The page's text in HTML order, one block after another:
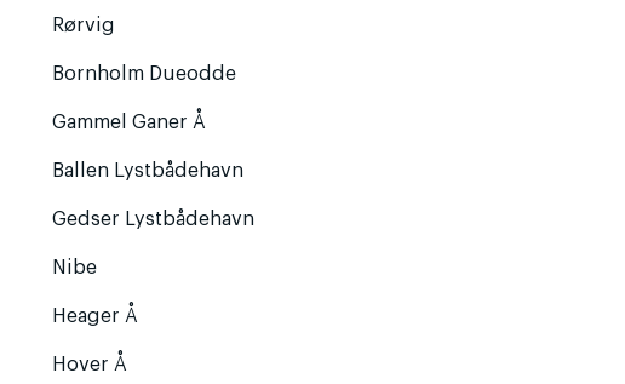
Rørvig
Bornholm Dueodde
Gammel Ganer Å
Ballen Lystbådehavn
Gedser Lystbådehavn
Nibe
Heager Å
Hover Å